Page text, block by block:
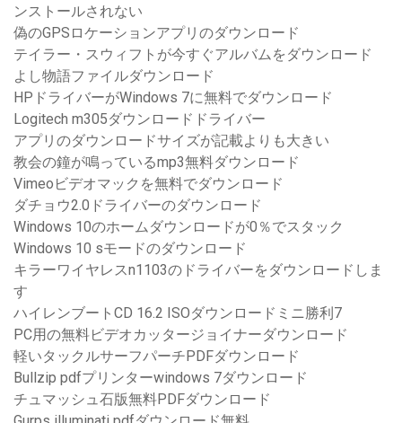
ンストールされない
偽のGPSロケーションアプリのダウンロード
テイラー・スウィフトが今すぐアルバムをダウンロード
よし物語ファイルダウンロード
HPドライバーがWindows 7に無料でダウンロード
Logitech m305ダウンロードドライバー
アプリのダウンロードサイズが記載よりも大きい
教会の鐘が鳴っているmp3無料ダウンロード
Vimeoビデオマックを無料でダウンロード
ダチョウ2.0ドライバーのダウンロード
Windows 10のホームダウンロードが0％でスタック
Windows 10 sモードのダウンロード
キラーワイヤレスn1103のドライバーをダウンロードしま
す
ハイレンブートCD 16.2 ISOダウンロードミニ勝利7
PC用の無料ビデオカッタージョイナーダウンロード
軽いタックルサーフパーチPDFダウンロード
Bullzip pdfプリンターwindows 7ダウンロード
チュマッシュ石版無料PDFダウンロード